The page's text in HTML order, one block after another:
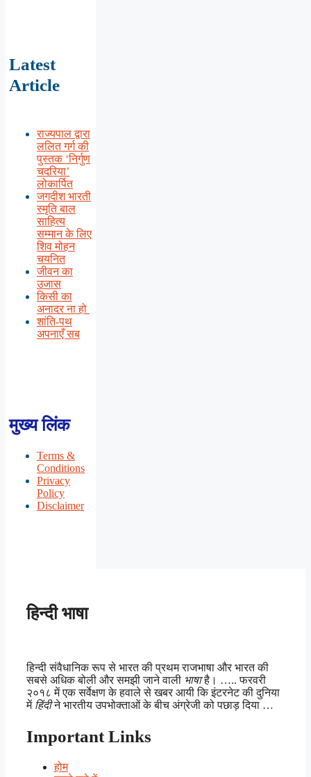
Latest
Article
राज्यपाल द्वारा
ललित गर्ग की
पुस्तक ‘निर्गुण
चदरिया’
लोकार्पित
जगदीश भारती
स्मृति बाल
साहित्य
सम्मान के लिए
शिव मोहन
चयनित
जीवन का
उजास
किसी का
अनादर ना हो
शांति-पथ
अपनाएँ सब
मुख्य लिंक
Terms &
Conditions
Privacy
Policy
Disclaimer
हिन्दी भाषा
हिन्दी संवैधानिक रूप से भारत की प्रथम राजभाषा और भारत की
सबसे अधिक बोली और समझी जाने वाली भाषाहै। ….. फरवरी
२०१८ में एक सर्वेक्षण के हवाले से खबर आयी कि इंटरनेट की दुनिया
में हिंदीने भारतीय उपभोक्ताओं के बीच अंग्रेजी को पछाड़ दिया …
Important Links
होम